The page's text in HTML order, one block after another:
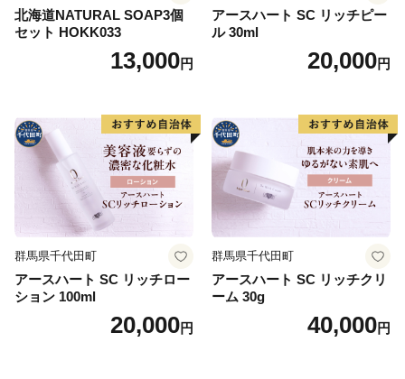
北海道NATURAL SOAP3個
セット HOKK033
13,000円
アースハート SC リッチピー
ル 30ml
20,000円
群馬県千代田町
アースハート SC リッチロー
ション 100ml
20,000円
群馬県千代田町
アースハート SC リッチクリ
ーム 30g
40,000円